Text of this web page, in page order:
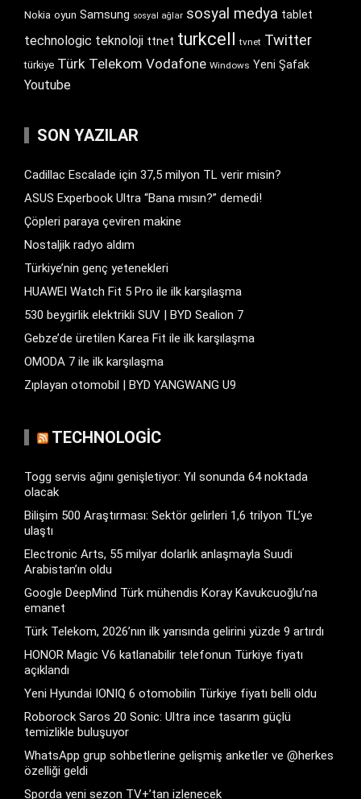
Nokia oyun Samsung sosyal ağlar sosyal medya tablet
technologic teknoloji ttnet turkcell tvnet Twitter
türkiye Türk Telekom Vodafone Windows Yeni Şafak
Youtube
SON YAZILAR
Cadillac Escalade için 37,5 milyon TL verir misin?
ASUS Experbook Ultra “Bana mısın?” demedi!
Çöpleri paraya çeviren makine
Nostaljik radyo aldım
Türkiye’nin genç yetenekleri
HUAWEI Watch Fit 5 Pro ile ilk karşılaşma
530 beygirlik elektrikli SUV | BYD Sealion 7
Gebze’de üretilen Karea Fit ile ilk karşılaşma
OMODA 7 ile ilk karşılaşma
Zıplayan otomobil | BYD YANGWANG U9
TECHNOLOGIC
Togg servis ağını genişletiyor: Yıl sonunda 64 noktada
olacak
Bilişim 500 Araştırması: Sektör gelirleri 1,6 trilyon TL’ye
ulaştı
Electronic Arts, 55 milyar dolarlık anlaşmayla Suudi
Arabistan’ın oldu
Google DeepMind Türk mühendis Koray Kavukcuoğlu’na
emanet
Türk Telekom, 2026’nın ilk yarısında gelirini yüzde 9 artırdı
HONOR Magic V6 katlanabilir telefonun Türkiye fiyatı
açıklandı
Yeni Hyundai IONIQ 6 otomobilin Türkiye fiyatı belli oldu
Roborock Saros 20 Sonic: Ultra ince tasarım güçlü
temizlikle buluşuyor
WhatsApp grup sohbetlerine gelişmiş anketler ve @herkes
özelliği geldi
Sporda yeni sezon TV+’tan izlenecek